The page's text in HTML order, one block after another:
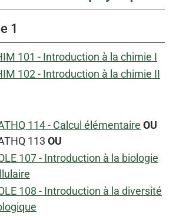
1
101 - Introduction à la chimie I
102 - Introduction à la chimie II
114 - Calcul élémentaire OU
113 OU
107 - Introduction à la biologie
108 - Introduction à la diversité